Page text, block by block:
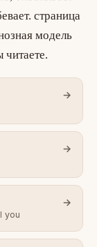
страница
модель
you